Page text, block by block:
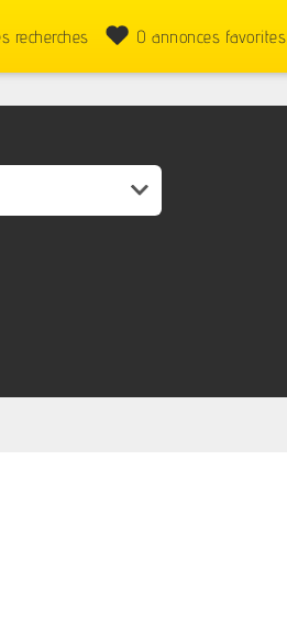
recherches 0 annonces favorites